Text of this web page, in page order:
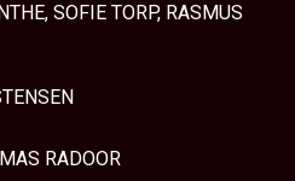
SOFIE TORP, RASMUS
RADOOR